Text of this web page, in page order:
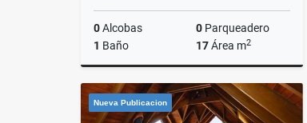
0Alcobas 0 Parqueadero
1 Baño 17Área m2
Alquiler
$900.000
Nueva Publicacion